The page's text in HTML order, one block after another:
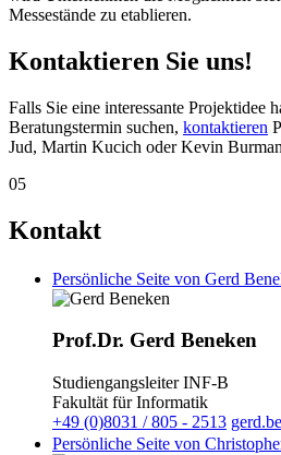
Messestände zu etablieren.
Kontaktieren Sie uns!
Falls Sie eine interessante Projektidee
Beratungstermin suchen, kontaktieren
Jud, Martin Kucich oder Kevin
05
Kontakt
Persönliche Seite von Gerd
Prof.Dr. Gerd Beneken
Studiengangsleiter INF-B
Fakultät für Informatik
+49 (0)8031 / 805 - 2513
Persönliche Seite von